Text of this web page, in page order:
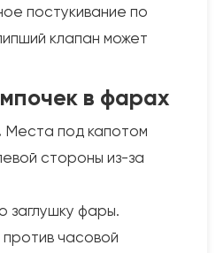
постукивание по
клапан может
в фарах
Места под капотом
стороны из-за
заглушку фары.
часовой